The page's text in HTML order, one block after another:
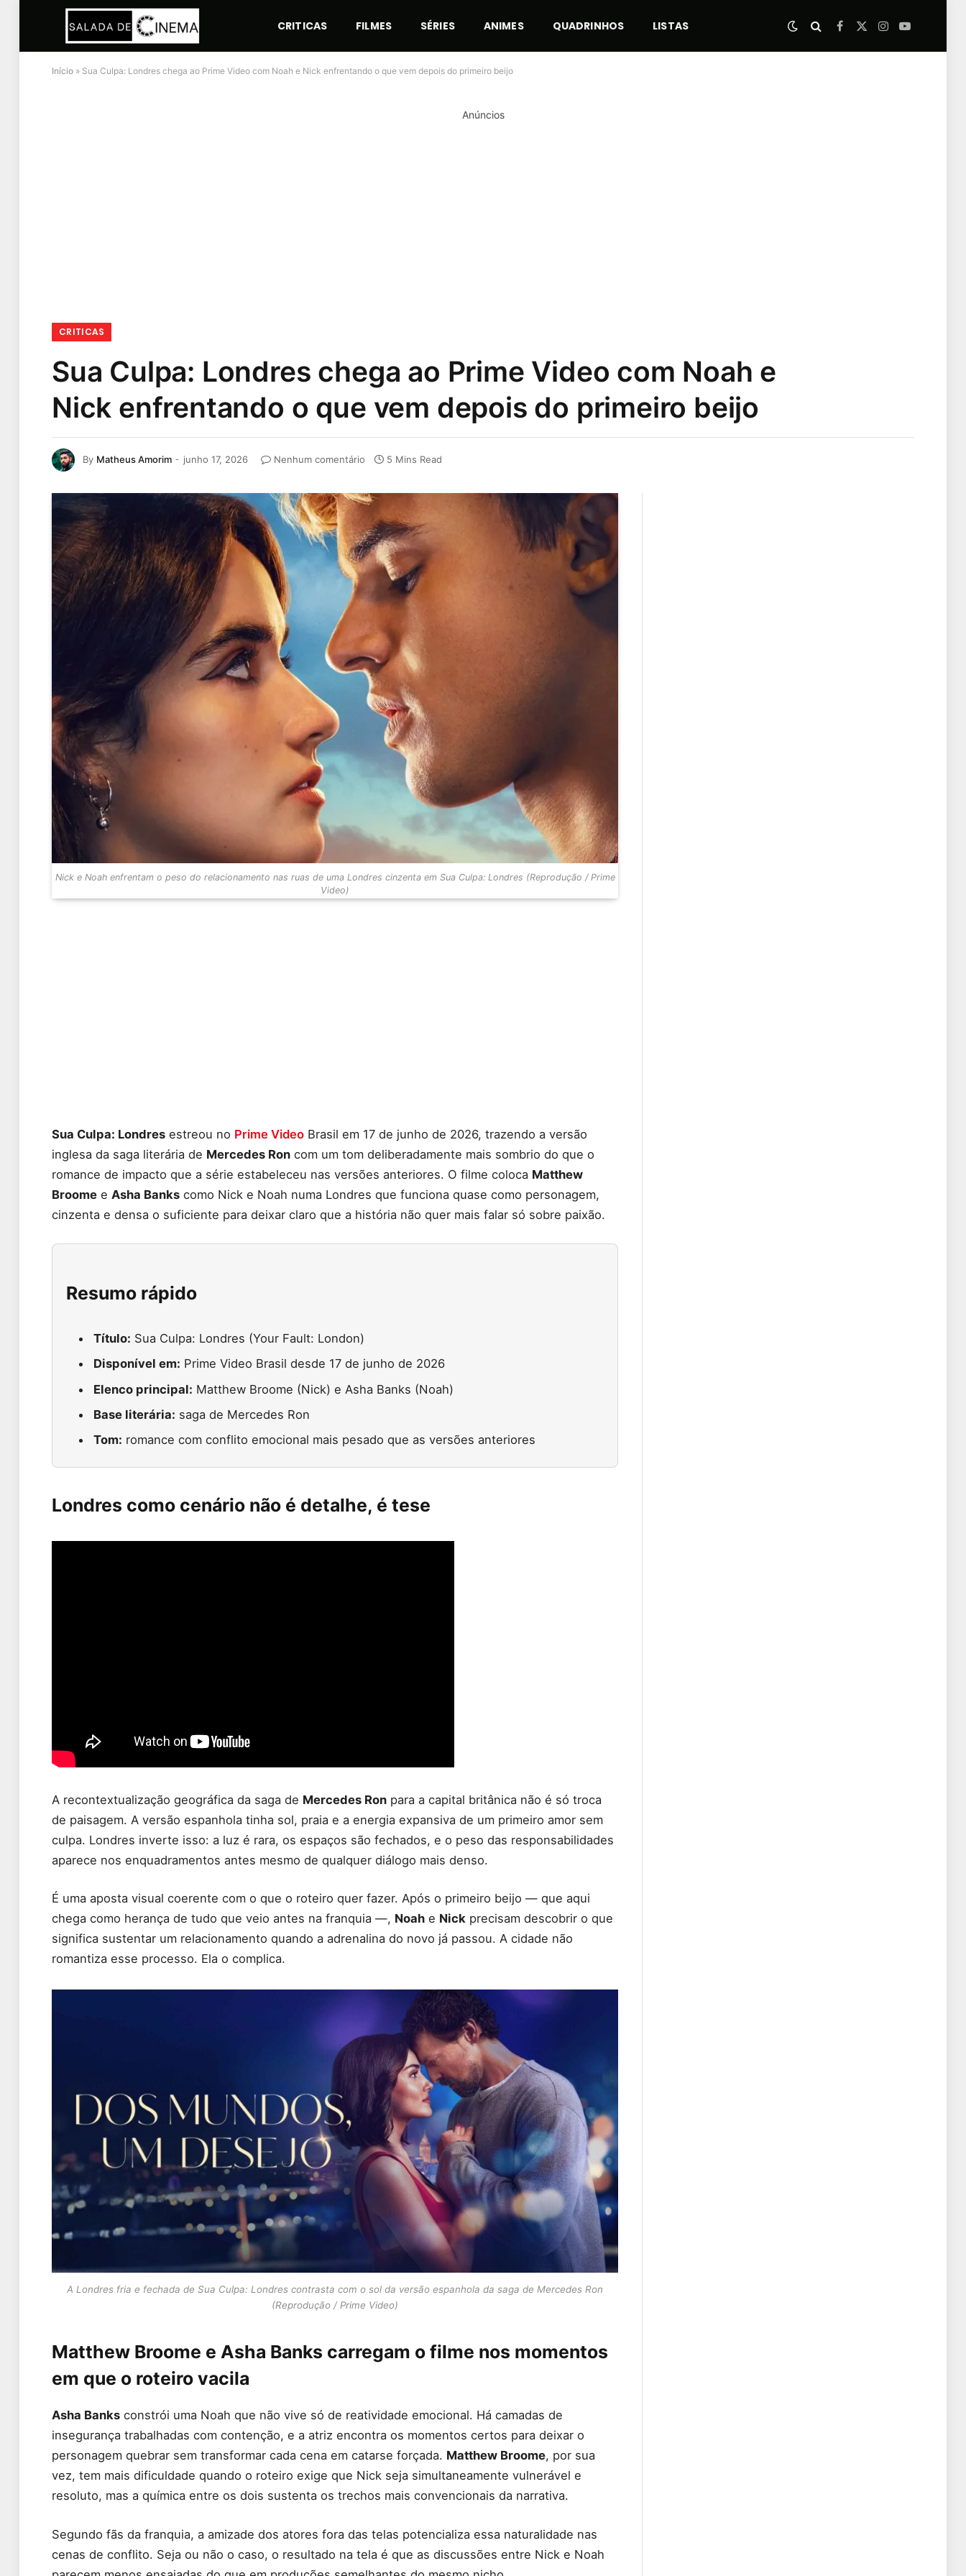
CRITICAS FILMES SÉRIES ANIMES QUADRINHOS LISTAS Facebook
X
Instagram
YouTube
Início » Sua Culpa: Londres chega ao Prime Video com Noah e Nick enfrentando o que vem depois do primeiro beijo
Anúncios
CRITICAS
Sua Culpa: Londres chega ao Prime Video com Noah e
Nick enfrentando o que vem depois do primeiro beijo
By Matheus Amorim junho 17, 2026 Nenhum comentário 5 Mins Read
Nick e Noah enfrentam o peso do relacionamento nas ruas de uma Londres cinzenta em Sua Culpa: Londres (Reprodução / Prime
Video)
Sua Culpa: Londres estreou no Prime Video Brasil em 17 de junho de 2026, trazendo a versão
inglesa da saga literária de Mercedes Ron com um tom deliberadamente mais sombrio do que o
romance de impacto que a série estabeleceu nas versões anteriores. O filme coloca Matthew
Broome e Asha Banks como Nick e Noah numa Londres que funciona quase como personagem,
cinzenta e densa o suficiente para deixar claro que a história não quer mais falar só sobre paixão.
Resumo rápido
Título: Sua Culpa: Londres (Your Fault: London)
Disponível em: Prime Video Brasil desde 17 de junho de 2026
Elenco principal: Matthew Broome (Nick) e Asha Banks (Noah)
Base literária: saga de Mercedes Ron
Tom: romance com conflito emocional mais pesado que as versões anteriores
Londres como cenário não é detalhe, é tese
A recontextualização geográfica da saga de Mercedes Ron para a capital britânica não é só troca
de paisagem. A versão espanhola tinha sol, praia e a energia expansiva de um primeiro amor sem
culpa. Londres inverte isso: a luz é rara, os espaços são fechados, e o peso das responsabilidades
aparece nos enquadramentos antes mesmo de qualquer diálogo mais denso.
É uma aposta visual coerente com o que o roteiro quer fazer. Após o primeiro beijo — que aqui
chega como herança de tudo que veio antes na franquia —, Noah e Nick precisam descobrir o que
significa sustentar um relacionamento quando a adrenalina do novo já passou. A cidade não
romantiza esse processo. Ela o complica.
A Londres fria e fechada de Sua Culpa: Londres contrasta com o sol da versão espanhola da saga de Mercedes Ron
(Reprodução / Prime Video)
Matthew Broome e Asha Banks carregam o filme nos momentos
em que o roteiro vacila
Asha Banks constrói uma Noah que não vive só de reatividade emocional. Há camadas de
insegurança trabalhadas com contenção, e a atriz encontra os momentos certos para deixar o
personagem quebrar sem transformar cada cena em catarse forçada. Matthew Broome, por sua
vez, tem mais dificuldade quando o roteiro exige que Nick seja simultaneamente vulnerável e
resoluto, mas a química entre os dois sustenta os trechos mais convencionais da narrativa.
Segundo fãs da franquia, a amizade dos atores fora das telas potencializa essa naturalidade nas
cenas de conflito. Seja ou não o caso, o resultado na tela é que as discussões entre Nick e Noah